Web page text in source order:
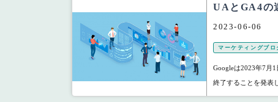
UAとGA4の
2023-06-06
マーケティングブロ
Googleは2023年7月
終了することを発表